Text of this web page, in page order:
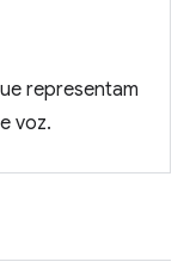
representam
voz.